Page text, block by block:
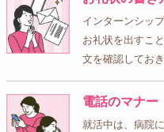
インターンシッ
お礼状を出すこ
文を確認しておき
電話のマナー
就活中は、病院